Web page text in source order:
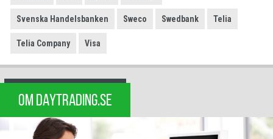
Svenska Handelsbanken Sweco Swedbank Telia
Telia Company Visa
OM DAYTRADING.SE